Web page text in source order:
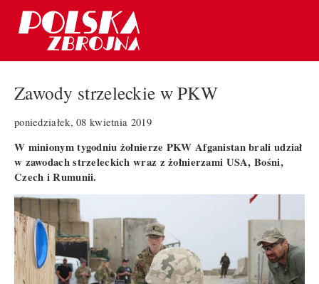
Zawody strzeleckie w PKW
poniedziałek, 08 kwietnia 2019
W minionym tygodniu żołnierze PKW Afganistan brali udział
w zawodach strzeleckich wraz z żołnierzami USA, Bośni,
Czech i Rumunii.